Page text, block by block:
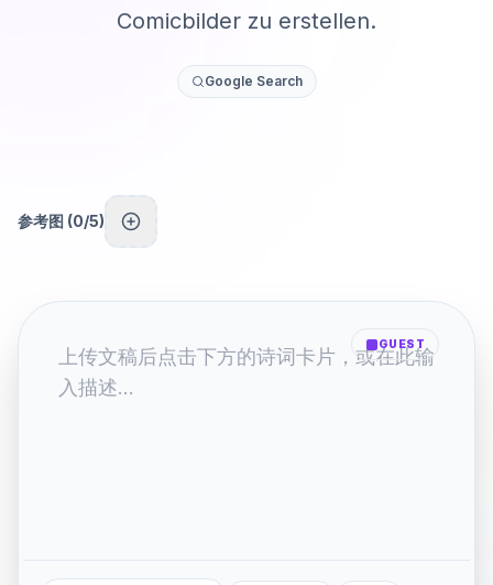
Comicbilder zu erstellen.
Google Search
参考图 (0/5)
GUEST